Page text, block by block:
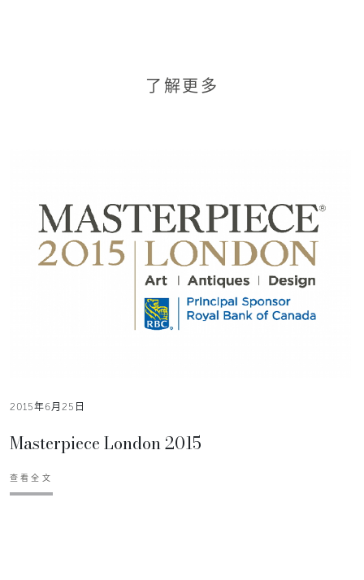
了解更多
2015年6月25日
Masterpiece London 2015
查看全文